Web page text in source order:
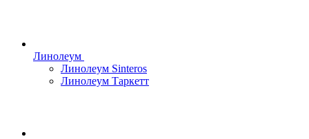
Линолеум
Линолеум Sinteros
Линолеум Таркетт